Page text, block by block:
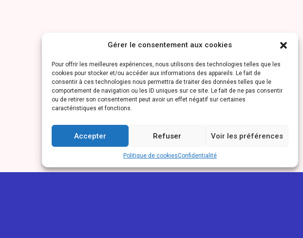
Gérer le consentement aux cookies
Pour offrir les meilleures expériences, nous utilisons des technologies telles que les
cookies pour stocker et/ou accéder aux informations des appareils. Le fait de
consentir à ces technologies nous permettra de traiter des données telles que le
comportement de navigation ou les ID uniques sur ce site. Le fait de ne pas consentir
ou de retirer son consentement peut avoir un effet négatif sur certaines
caractéristiques et fonctions.
Accepter Refuser Voir les préférences
Politique de cookiesConfidentialité